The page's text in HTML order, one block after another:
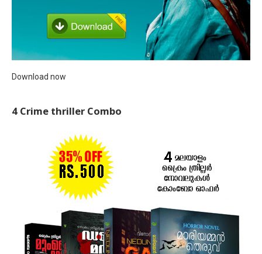
Download now
4 Crime thriller Combo